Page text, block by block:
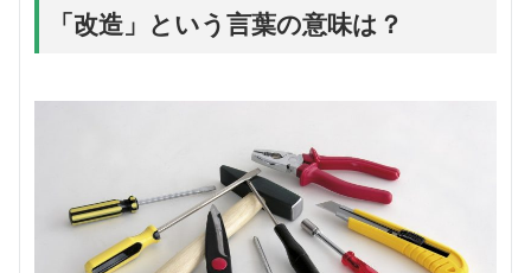
「改造」という言葉の意味は？